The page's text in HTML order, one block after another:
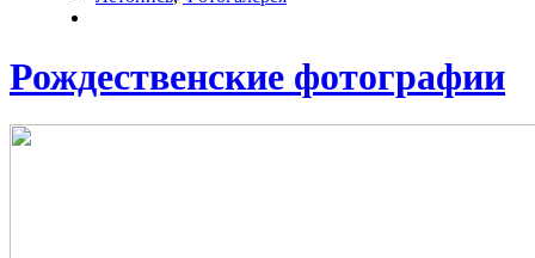
Рождественские фотографии